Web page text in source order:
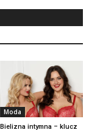
Moda
Bielizna intymna – klucz